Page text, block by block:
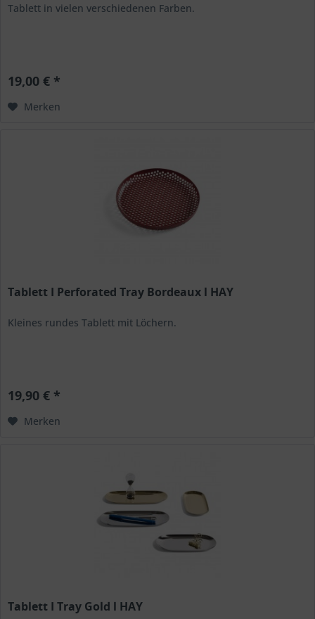
Tablett in vielen verschiedenen Farben.
19,00 € *
Merken
Tablett I Perforated Tray Bordeaux l HAY
Kleines rundes Tablett mit Löchern.
19,90 € *
Merken
Tablett I Tray Gold l HAY